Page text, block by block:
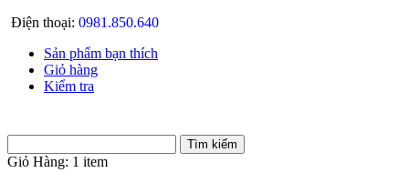
Điện thoại: 0981.850.640
Sản phẩm bạn thích
Giỏ hàng
Kiểm tra
Giỏ Hàng: 1 item